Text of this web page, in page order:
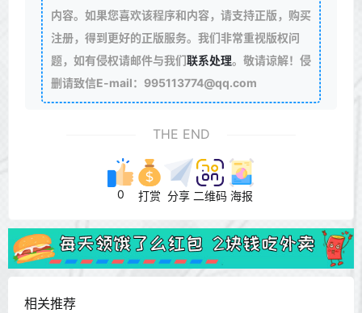
内容。如果您喜欢该程序和内容，请支持正版，购买
注册，得到更好的正版服务。我们非常重视版权问
题，如有侵权请邮件与我们联系处理。敬请谅解！侵
删请致信E-mail：995113774@qq.com
THE END
0 打赏 分享 二维码 海报
相关推荐